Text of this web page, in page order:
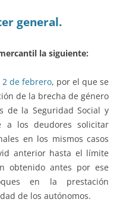
general.
la siguiente:
2 de febrero, por el que se
de la brecha de género
de la Seguridad Social y
a los deudores solicitar
en los mismos casos
anterior hasta el límite
obtenido antes por ese
en la prestación
de los autónomos.